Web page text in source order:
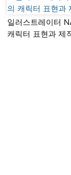
일러스트레이터
캐릭터 표현과 제